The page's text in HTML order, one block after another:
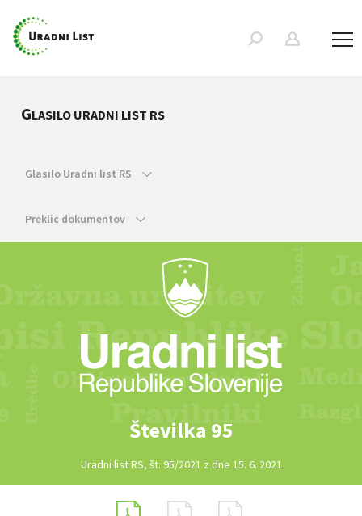
GLASILO URADNI LIST RS
Glasilo Uradni list RS
Preklic dokumentov
Številka 95
Uradni list RS, št. 95/2021 z dne 15. 6. 2021